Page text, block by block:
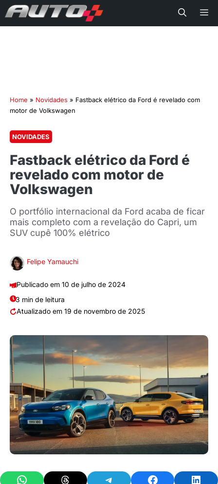
Home » Novidades » Fastback elétrico da Ford é revelado com
motor de Volkswagen
NOVIDADES
Fastback elétrico da Ford é
revelado com motor de
Volkswagen
O portfólio internacional da Ford acaba de ficar
mais completo com a revelação do Capri, um
SUV cupê 100% elétrico
Felipe Yamauchi
10 de julho de 2024
3 min de leitura
19 de novembro de 2025
Share on WhatsAppShare on ThreadsShare on TelegramShare on Facebook